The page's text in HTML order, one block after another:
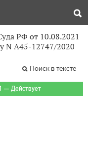
РФ от 10.08.2021
N А45-12747/2020
Поиск в тексте
— Действует